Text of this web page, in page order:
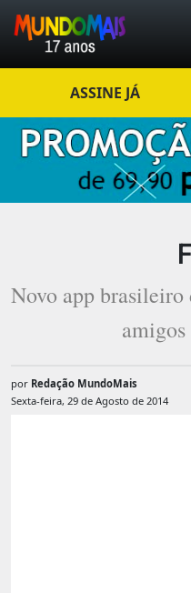
ASSINE JÁ
Novo app brasileiro
por Redação MundoMais
Sexta-feira, 29 de Agosto de 2014